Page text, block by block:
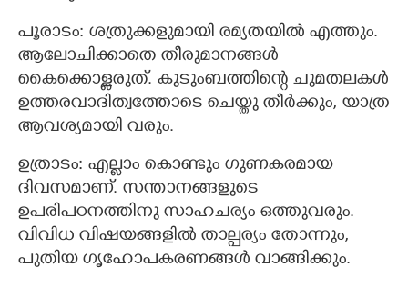
പൂരാടം: ശത്രുക്കളുമായി രമ്യതയിൽ എത്തും.
ആലോചിക്കാതെ തീരുമാനങ്ങൾ
കൈക്കൊള്ളരുത്. കുടുംബത്തിന്റെ ചുമതലകൾ
ഉത്തരവാദിത്വത്തോടെ ചെയ്തു തീർക്കും, യാത്ര
ആവശ്യമായി വരും.
ഉത്രാടം: എല്ലാം കൊണ്ടും ഗുണകരമായ
ദിവസമാണ്. സന്താനങ്ങളുടെ
ഉപരിപഠനത്തിനു സാഹചര്യം ഒത്തുവരും.
വിവിധ വിഷയങ്ങളിൽ താല്പര്യം തോന്നും,
പുതിയ ഗൃഹോപകരണങ്ങൾ വാങ്ങിക്കും.